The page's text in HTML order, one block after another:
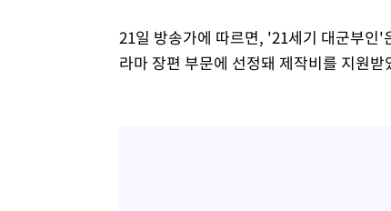
21일 방송가에 따르면, '21세기 대군부인
라마 장편 부문에 선정돼 제작비를 지원